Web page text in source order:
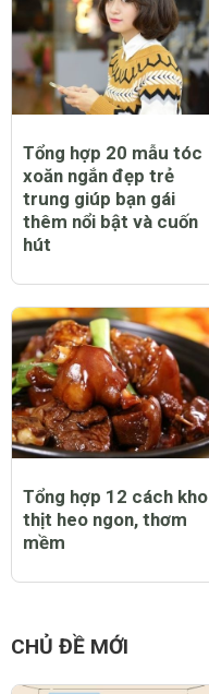
Tổng hợp 20 mẫu tóc
xoăn ngắn đẹp trẻ
trung giúp bạn gái
thêm nổi bật và cuốn
hút
Tổng hợp 12 cách kho
thịt heo ngon, thơm
mềm
CHỦ ĐỀ MỚI